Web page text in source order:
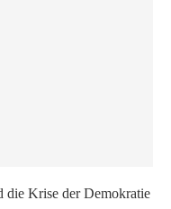
die Krise der Demokratie